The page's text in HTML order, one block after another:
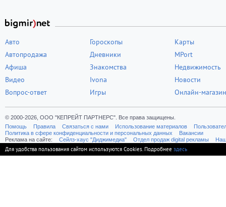
Авто
Автопродажа
Афиша
Видео
Вопрос-ответ
Гороскопы
Дневники
Знакомства
Ivona
Игры
Карты
MPort
Недвижимость
Новости
Онлайн-магазин
© 2000-2026, ООО "КЕПРЕЙТ ПАРТНЕРС". Все права защищены.
Помощь
Правила Связаться с нами Использование материалов
Политика в сфере конфиденциальности и персональных данных
Вакансии
Реклама на сайте:
Cейлз-хаус "Диджимедиа" Отдел продаж digital рекламы
Для удобства пользования сайтом используются Cookies. Подробнее здесь